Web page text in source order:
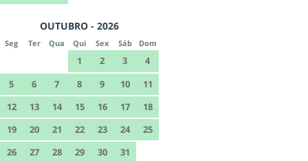
OUTUBRO - 2026
Seg Ter Qua Qui Sex Sáb Dom
1 2 3
4
5
6 7 8 9 10
11
12
13 14 15 16 17
18
19
20 21 22 23 24
25
26
27 28 29 30 31